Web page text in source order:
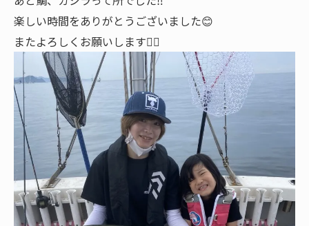
楽しい時間をありがとうございました😊
またよろしくお願いします🙇‍♂️